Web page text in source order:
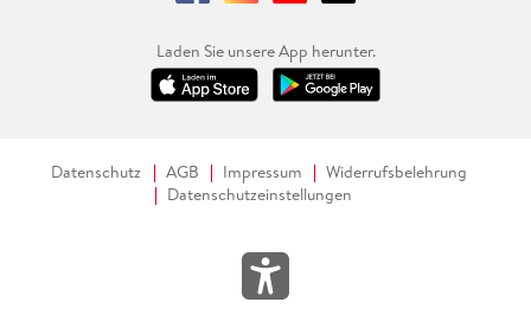
Laden Sie unsere App herunter.
Datenschutz AGB Impressum
Widerrufsbelehrung
Datenschutzeinstellungen